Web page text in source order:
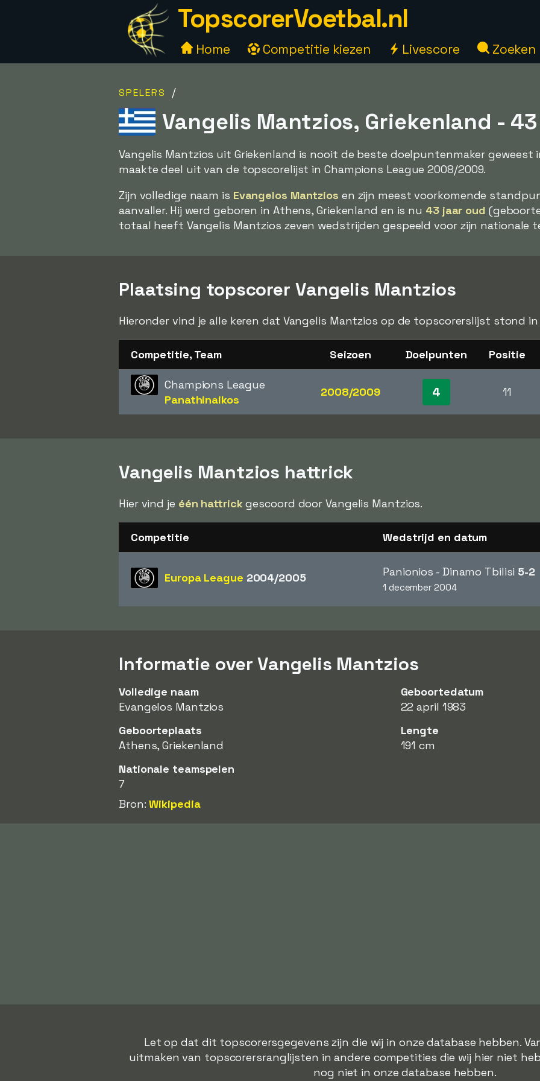
TopscorerVoetbal.nl
Home Competitie kiezen Livescore Zoeken
SPELERS /
Vangelis Mantzios, Griekenland -
Vangelis Mantzios uit Griekenland is nooit de beste doelpuntenmaker geweest
maakte deel uit van de topscorelijst in Champions League 2008/2009.
Zijn volledige naam is Evangelos Mantzios en zijn meest voorkomende
aanvaller. Hij werd geboren in Athens, Griekenland en is nu 43 jaar oud
totaal heeft Vangelis Mantzios zeven wedstrijden gespeeld voor zijn nationale
Plaatsing topscorer Vangelis Mantzios
Hieronder vind je alle keren dat Vangelis Mantzios op de topscorerslijst stond
Competitie, Team Seizoen Doelpunten Positie
Champions League
Panathinaikos
2008/2009 4 11
Vangelis Mantzios hattrick
Hier vind je één hattrickgescoord door Vangelis Mantzios.
Competitie Wedstrijd en datum
Europa League 2004/2005 Panionios - Dinamo Tbilisi 5-2
1 december 2004
Informatie over Vangelis Mantzios
Volledige naam
Evangelos Mantzios
Geboortedatum
22 april 1983
Geboorteplaats
Athens, Griekenland
Lengte
191 cm
Nationale teamspelen
7
Bron:Wikipedia
Let op dat dit topscorersgegevens zijn die wij in onze database hebben.
uitmaken van topscorersranglijsten in andere competities die wij hier niet
nog niet in onze database hebben.